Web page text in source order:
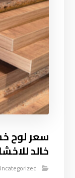
سعر لوح
خالد